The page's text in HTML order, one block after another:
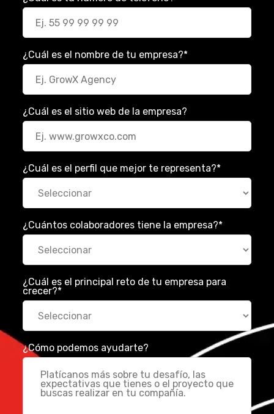
¿Cuál es el nombre de tu empresa?*
¿Cuál es el sitio web de la empresa?
¿Cuál es el perfil que mejor te representa?*
¿Cuántos colaboradores tiene la empresa?*
¿Cuál es el principal reto de tu empresa para
crecer?*
¿Cómo podemos ayudarte?